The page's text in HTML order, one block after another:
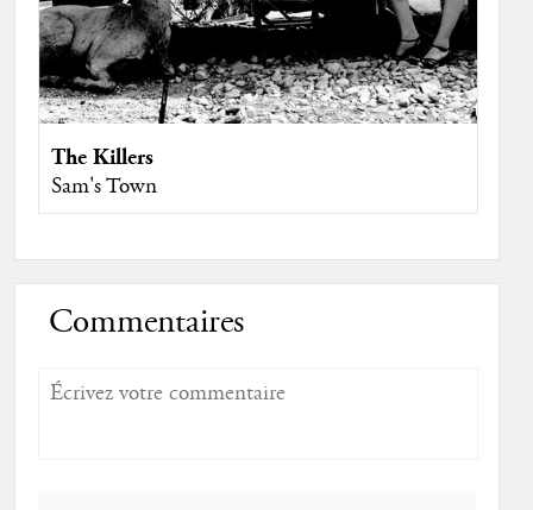
The Killers
Sam's Town
Commentaires